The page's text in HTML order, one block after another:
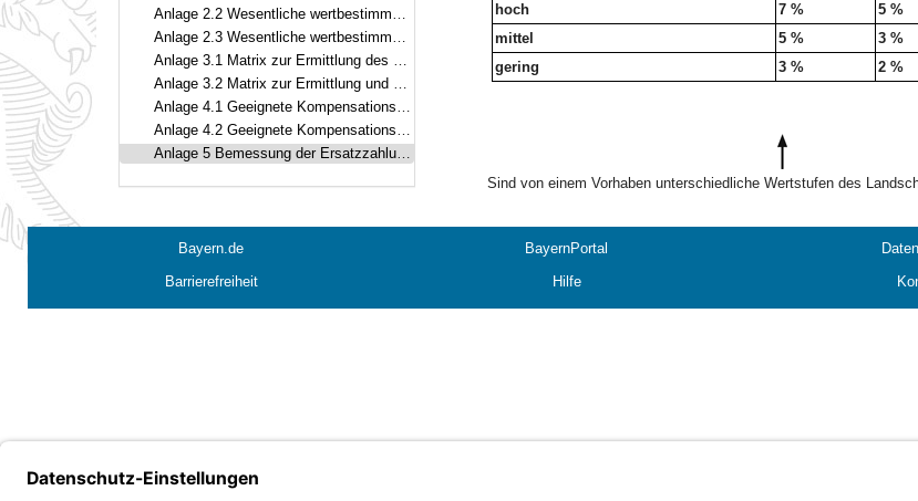
Anlage 2.2 Wesentliche wertbestimmende Merkmale und Ausprägungen des Schutzguts Landschaftsbild
Anlage 2.3 Wesentliche wertbestimmende Merkmale und Ausprägungen der Schutzgüter Boden, Wasser, Klima/Luft
Anlage 3.1 Matrix zur Ermittlung des Kompensationsbedarfs des Schutzguts Arten und Lebensräume in Wertpunkten
Anlage 3.2 Matrix zur Ermittlung und Bewertung des Kompensationsumfangs des Schutzguts Arten und Lebensräume in Wertpunkten
Anlage 4.1 Geeignete Kompensationsmaßnahmen für das Schutzgut Arten und Lebensräume
Anlage 4.2 Geeignete Kompensationsmaßnahmen für die Schutzgüter Boden, Wasser, Klima/Luft und das Landschaftsbild
Anlage 5 Bemessung der Ersatzzahlungen für Beeinträchtigungen des Landschaftsbilds
hoch
7 % 5 %
mittel
5 % 3 %
gering
3 % 2 %
Sind von einem Vorhaben unterschiedliche Wertstufen des
Bayern.de BayernPortal
Barrierefreiheit
Hilfe